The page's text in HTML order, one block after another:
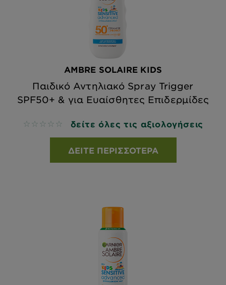
AMBRE SOLAIRE KIDS
Παιδικό Αντηλιακό Spray Trigger
SPF50+ & για Ευαίσθητες Επιδερμίδες
No reviews δείτε όλες τις αξιολογήσεις
ΔΕΊΤΕ ΠΕΡΙΣΣΌΤΕΡΑ